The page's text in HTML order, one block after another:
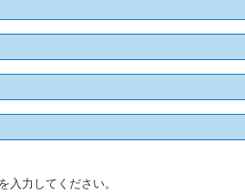
入力してください。